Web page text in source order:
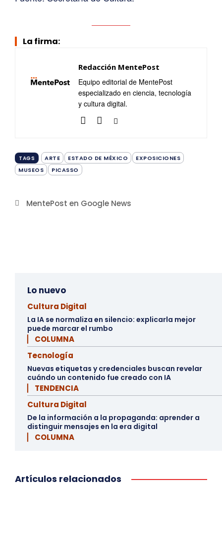
La firma:
Redacción MentePost
Equipo editorial de MentePost
especializado en ciencia, tecnología
y cultura digital.
TAGS ARTE ESTADO DE MÉXICO
EXPOSICIONES
MUSEOS
PICASSO
MentePost en Google News
Lo nuevo
Cultura Digital
La IA se normaliza en silencio: explicarla mejor
puede marcar el rumbo
▏ COLUMNA
Tecnología
Nuevas etiquetas y credenciales buscan revelar
cuándo un contenido fue creado con IA
▏ TENDENCIA
Cultura Digital
De la información a la propaganda: aprender a
distinguir mensajes en la era digital
▏ COLUMNA
Artículos relacionados